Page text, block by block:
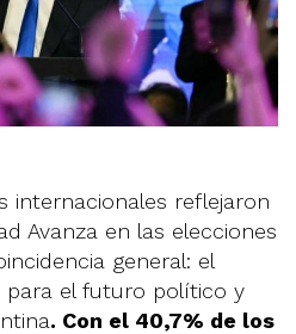
internacionales reflejaron
Avanza en las elecciones
general: el
para el futuro político y
. Con el 40,7% de los